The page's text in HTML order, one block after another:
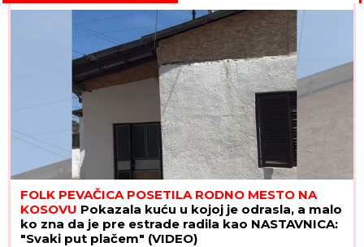
FOLK PEVAČICA POSETILA RODNO MESTO NA
KOSOVU Pokazala kuću u kojoj je odrasla, a malo
ko zna da je pre estrade radila kao NASTAVNICA:
"Svaki put plačem" (VIDEO)